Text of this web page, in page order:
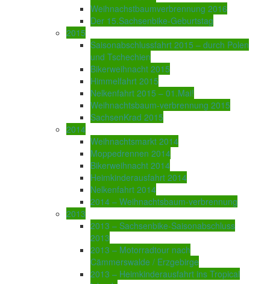
Weihnachstbaumverbrennung 2016
Der 15.Sachsenbike-Geburtstag
2015
Saisonabschlussfahrt 2015 – durch Polen
und Tschechien
Bikerweihnacht 2015
Himmelfahrt 2015
Nelkenfahrt 2015 – 01.Mai!
Weihnachtsbaum-verbrennung 2015
SachsenKrad 2015
2014
Weihnachtsmarkt 2014
Moppedrennen 2014
Bikerweihnacht 2014
Heimkinderausfahrt 2014
Nelkenfahrt 2014
2014 – Weihnachtsbaum-verbrennung
2013
2013 – Sachsenbike-Saisonabschluss
2013
2013 – Motorradtour nach
Cämmerswalde / Erzgebirge
2013 – Heimkinderausfahrt ins Tropical